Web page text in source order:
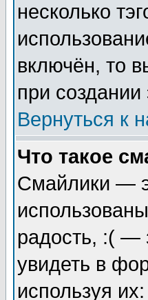
несколько
включён, то
при
Вернуться к
Что такое
Смайлики —
радость, :( —
увидеть в
используя